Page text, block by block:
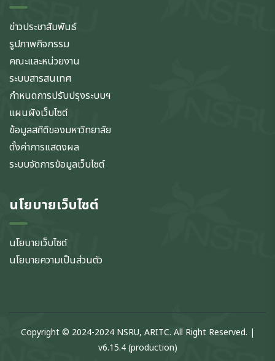
ข่าวประชาสัมพันธ์
รูปภาพกิจกรรม
คณะและหน่วยงาน
ระบบสารสนเทศ
กำหนดการปรับปรุงระบบฯ
แผนผังเว็บไซต์
ข้อมูลสถิติของมหาวิทยาลัย
ตั้งค่าการแสดงผล
ระบบจัดการข้อมูลเว็บไซต์
นโยบายเว็บไซต์
นโยบายเว็บไซต์
นโยบายความเป็นส่วนตัว
Copyright © 2024-2024 NSRU, ARITC. All Right Reserved. |
v6.15.4 (production)